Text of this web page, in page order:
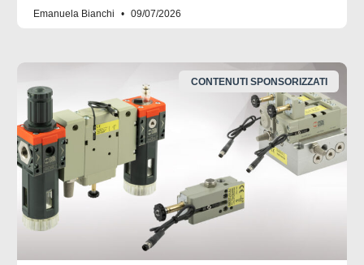
Emanuela Bianchi 09/07/2026
CONTENUTI SPONSORIZZATI